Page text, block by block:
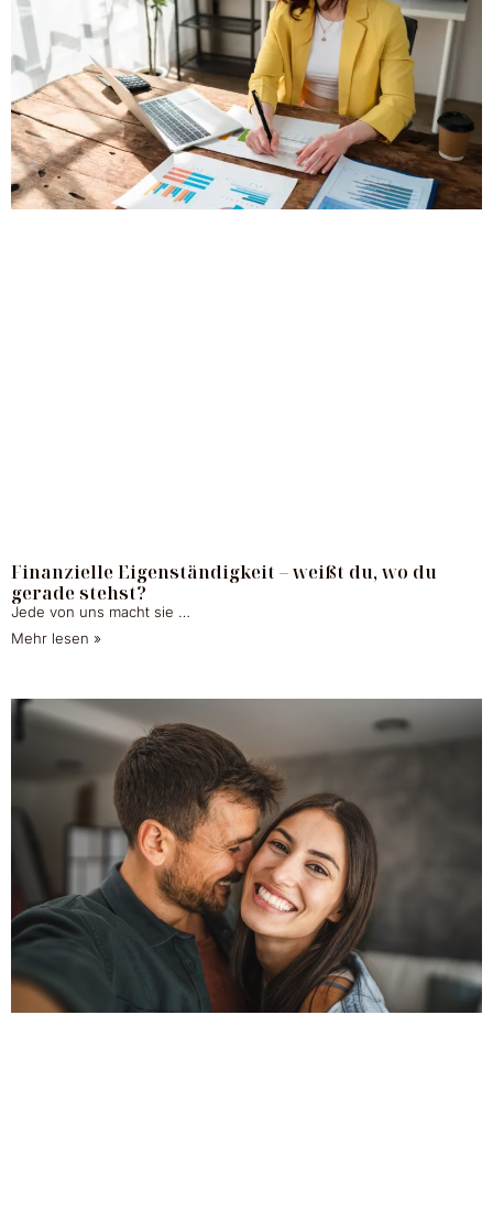
Finanzielle Eigenständigkeit – weißt du, wo du
gerade stehst?
Jede von uns macht sie …
Mehr lesen »